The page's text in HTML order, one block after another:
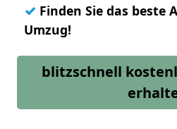
✓ Finden Sie das beste
Umzug!
blitzschnell